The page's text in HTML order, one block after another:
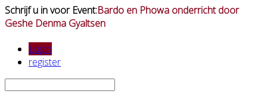
Schrijf u in voor Event:Bardo en Phowa onderricht door
Geshe Denma Gyaltsen
Login
register